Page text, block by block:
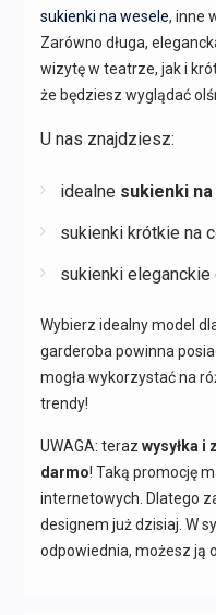
sukienki na wesele, inne
Zarówno długa,
wizytę w teatrze, jak i
że będziesz wyglądać
U nas znajdziesz:
idealne sukienki
sukienki krótkie na
sukienki eleganckie
Wybierz idealny model
garderoba powinna
mogła wykorzystać na
trendy!
UWAGA: teraz wysyłka i
darmo! Taką promocję
internetowych. Dlatego
designem już dzisiaj. W
odpowiednia, możesz ją